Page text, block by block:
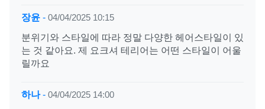
장윤 - 04/04/2025 10:15
분위기와 스타일에 따라 정말 다양한 헤어스타일이 있
는 것 같아요. 제 요크셔 테리어는 어떤 스타일이 어울
릴까요
하나- 04/04/2025 14:00